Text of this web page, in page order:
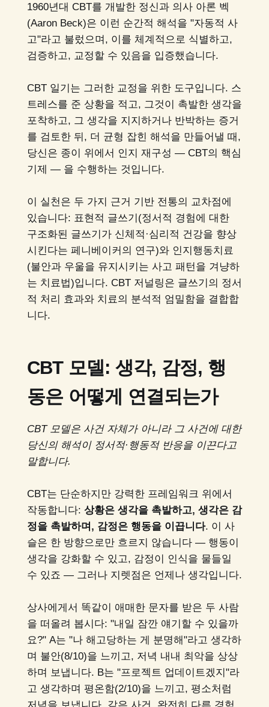
1960년대 CBT를 개발한 정신과 의사 아론 벡
(Aaron Beck)은 이런 순간적 해석을 "자동적 사
고"라고 불렀으며, 이를 체계적으로 식별하고,
검증하고, 교정할 수 있음을 입증했습니다.
CBT 일기는 그러한 교정을 위한 도구입니다. 스
트레스를 준 상황을 적고, 그것이 촉발한 생각을
포착하고, 그 생각을 지지하거나 반박하는 증거
를 검토한 뒤, 더 균형 잡힌 해석을 만들어낼 때,
당신은 종이 위에서 인지 재구성 — CBT의 핵심
기제 — 을 수행하는 것입니다.
이 실천은 두 가지 근거 기반 전통의 교차점에
있습니다: 표현적 글쓰기(정서적 경험에 대한
구조화된 글쓰기가 신체적·심리적 건강을 향상
시킨다는 페니베이커의 연구)와 인지행동치료
(불안과 우울을 유지시키는 사고 패턴을 겨냥하
는 치료법)입니다. CBT 저널링은 글쓰기의 정서
적 처리 효과와 치료의 분석적 엄밀함을 결합합
니다.
CBT 모델: 생각, 감정, 행
동은 어떻게 연결되는가
CBT 모델은 사건 자체가 아니라 그 사건에 대한
당신의 해석이 정서적·행동적 반응을 이끈다고
말합니다.
CBT는 단순하지만 강력한 프레임워크 위에서
작동합니다: 상황은 생각을 촉발하고, 생각은 감
정을 촉발하며, 감정은 행동을 이끕니다. 이 사
슬은 한 방향으로만 흐르지 않습니다 — 행동이
생각을 강화할 수 있고, 감정이 인식을 물들일
수 있죠 — 그러나 지렛점은 언제나 생각입니다.
상사에게서 똑같이 애매한 문자를 받은 두 사람
을 떠올려 봅시다: "내일 잠깐 얘기할 수 있을까
요?" A는 "나 해고당하는 게 분명해"라고 생각하
며 불안(8/10)을 느끼고, 저녁 내내 최악을 상상
하며 보냅니다. B는 "프로젝트 업데이트겠지"라
고 생각하며 평온함(2/10)을 느끼고, 평소처럼